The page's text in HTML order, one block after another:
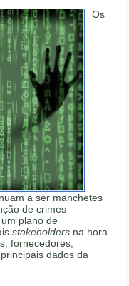
Os
a ser manchetes
de crimes
plano de
stakeholders na hora
fornecedores,
dados da